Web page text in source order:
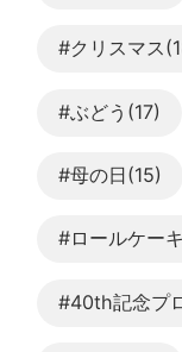
#クリスマス
#ぶどう(17)
#母の日(15)
#ロールケー
#40th記念プ